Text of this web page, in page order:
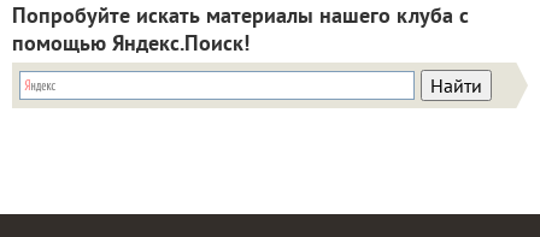
Попробуйте искать материалы нашего клуба с
помощью Яндекс.Поиск!